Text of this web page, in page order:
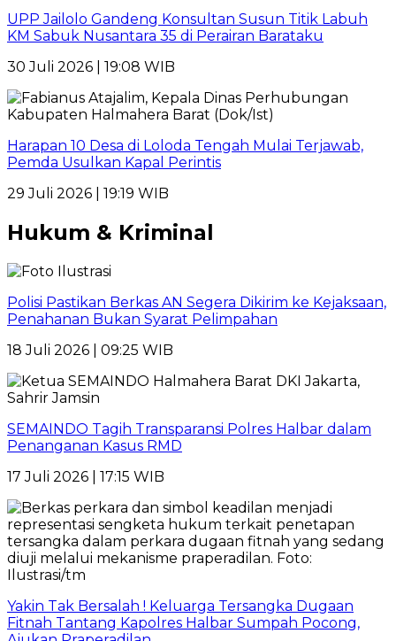
UPP Jailolo Gandeng Konsultan Susun Titik Labuh
KM Sabuk Nusantara 35 di Perairan Barataku
30 Juli 2026 | 19:08 WIB
Harapan 10 Desa di Loloda Tengah Mulai Terjawab,
Pemda Usulkan Kapal Perintis
29 Juli 2026 | 19:19 WIB
Hukum & Kriminal
Polisi Pastikan Berkas AN Segera Dikirim ke Kejaksaan,
Penahanan Bukan Syarat Pelimpahan
18 Juli 2026 | 09:25 WIB
SEMAINDO Tagih Transparansi Polres Halbar dalam
Penanganan Kasus RMD
17 Juli 2026 | 17:15 WIB
Yakin Tak Bersalah ! Keluarga Tersangka Dugaan
Fitnah Tantang Kapolres Halbar Sumpah Pocong,